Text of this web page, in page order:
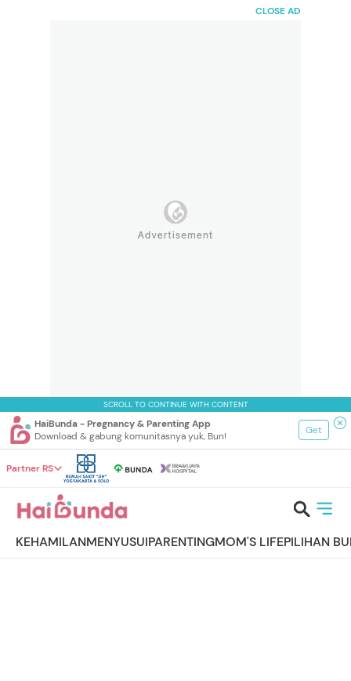
CLOSE AD
SCROLL TO CONTINUE WITH CONTENT
HaiBunda - Pregnancy & Parenting App
Download & gabung komunitasnya yuk, Bun!
Get
Partner RS
KEHAMILANMENYUSUIPARENTINGMOM'S LIFEPILIHAN